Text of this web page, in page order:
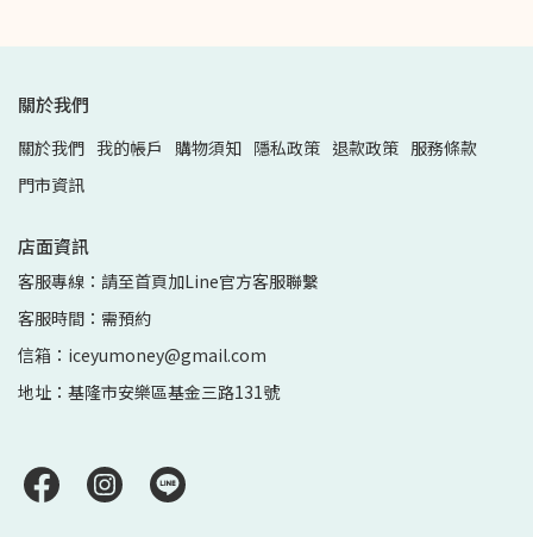
關於我們
關於我們 我的帳戶 購物須知 隱私政策 退款政策 服務條款
門市資訊
店面資訊
客服專線：請至首頁加Line官方客服聯繫
客服時間：需預約
信箱：iceyumoney@gmail.com
地址：基隆市安樂區基金三路131號